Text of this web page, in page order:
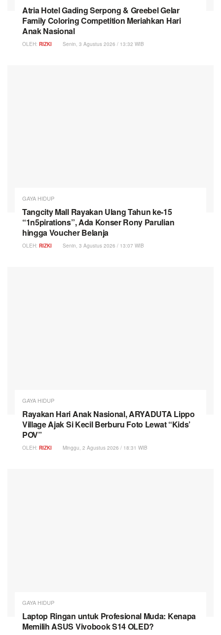
Atria Hotel Gading Serpong & Greebel Gelar
Family Coloring Competition Meriahkan Hari
Anak Nasional
OLEH: RIZKI Senin, 3 Agustus 2026 / 13:32 WIB
GAYA HIDUP
Tangcity Mall Rayakan Ulang Tahun ke-15
“1n5pirations”, Ada Konser Rony Parulian
hingga Voucher Belanja
OLEH: RIZKI Senin, 3 Agustus 2026 / 13:07 WIB
GAYA HIDUP
Rayakan Hari Anak Nasional, ARYADUTA Lippo
Village Ajak Si Kecil Berburu Foto Lewat “Kids’
POV”
OLEH: RIZKI Minggu, 2 Agustus 2026 / 18:31 WIB
GAYA HIDUP
Laptop Ringan untuk Profesional Muda: Kenapa
Memilih ASUS Vivobook S14 OLED?